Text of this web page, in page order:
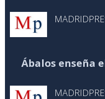
Ábalos enseña